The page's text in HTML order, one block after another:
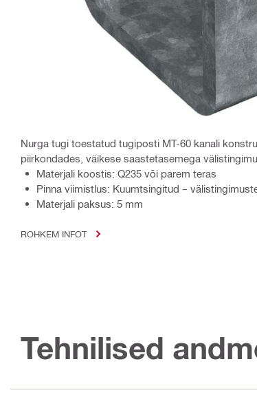
Nurga tugi toestatud tugiposti MT-60 kanali
piirkondades, väikese saastetasemega
Materjali koostis: Q235 või parem teras
Pinna viimistlus: Kuumtsingitud –
Materjali paksus: 5 mm
ROHKEM INFOT
Tehnilised